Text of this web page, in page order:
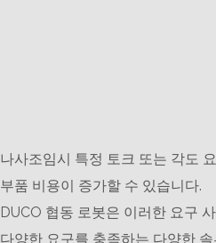
나사조임시 특정 토크 또는 각도
부품 비용이 증가할 수 있습니다.
DUCO 협동 로봇은 이러한 요구
다양한 요구를 충족하는 다양한